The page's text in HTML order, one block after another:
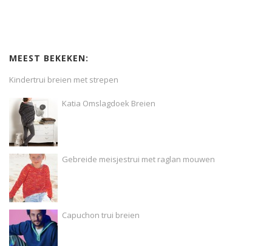
MEEST BEKEKEN:
Kindertrui breien met strepen
Katia Omslagdoek Breien
Gebreide meisjestrui met raglan mouwen
Capuchon trui breien